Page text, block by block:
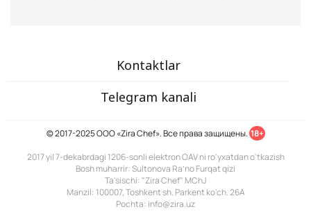
Kontaktlar
Telegram kanali
© 2017-2025 ООО «Zira Chef». Все права защищены. 18+
2017 yil 7-dekabrdagi 1206-sonli elektron OAV ni ro'yxatdan o'tkazish
Bosh muharrir: Sultonova Ra’no Furqat qizi
Ta'sischi: "Zira Chef" MChJ
Manzil: 100007, Toshkent sh. Parkent ko'ch. 26A
Pochta: info@zira.uz